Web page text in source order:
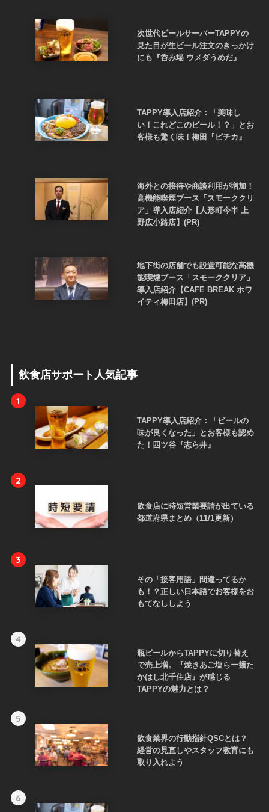
次世代ビールサーバーTAPPYの
見た目が生ビール注文のきっかけ
にも『呑み場 ウメダうめだ』
TAPPY導入店紹介：「美味し
い！これどこのビール！？」とお
客様も驚く味！梅田『ピチカ』
海外との接待や商談利用が増加！
高機能喫煙ブース「スモーククリ
ア」導入店紹介【人形町今半 上
野広小路店】(PR)
地下街の店舗でも設置可能な高機
能喫煙ブース「スモーククリア」
導入店紹介【CAFE BREAK ホワ
イティ梅田店】(PR)
飲食店サポート人気記事
1
TAPPY導入店紹介：「ビールの
味が良くなった」とお客様も認め
た！四ツ谷『志ら井』
2
飲食店に時短営業要請が出ている
都道府県まとめ（11/1更新）
3
その「接客用語」間違ってるか
も！？正しい日本語でお客様をお
もてなししよう
4
瓶ビールからTAPPYに切り替え
で売上増。『焼きあご塩らー麺た
かはし北千住店』が感じる
TAPPYの魅力とは？
5
飲食業界の行動指針QSCとは？
経営の見直しやスタッフ教育にも
取り入れよう
6